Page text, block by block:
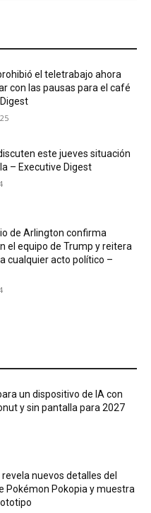
el teletrabajo ahora
con las pausas para el café
este jueves situación
– Executive Digest
de Arlington confirma
el equipo de Trump y reitera
cualquier acto político –
un dispositivo de IA con
y sin pantalla para 2027
nuevos detalles del
Pokémon Pokopia y muestra